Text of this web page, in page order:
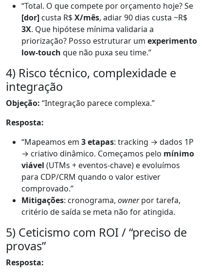
“Total. O que compete por orçamento hoje? Se
[dor] custa R$X/mês, adiar 90 dias custa ~R$
3X. Que hipótese mínima validaria a
priorização? Posso estruturar um experimento
low-touch que não puxa seu time.”
4) Risco técnico, complexidade e
integração
Objeção: “Integração parece complexa.”
Resposta:
“Mapeamos em 3 etapas: tracking → dados 1P
→ criativo dinâmico. Começamos pelo mínimo
viável (UTMs + eventos-chave) e evoluímos
para CDP/CRM quando o valor estiver
comprovado.”
Mitigações: cronograma, ownerpor tarefa,
critério de saída se meta não for atingida.
5) Ceticismo com ROI / “preciso de
provas”
Resposta: